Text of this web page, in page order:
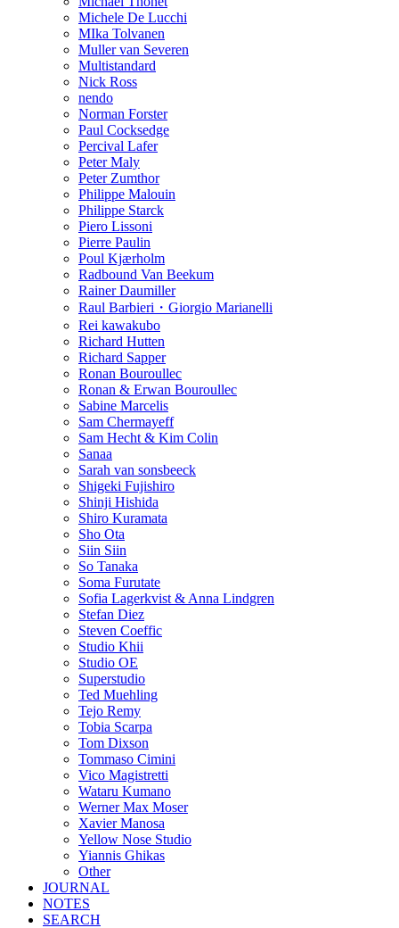
Michele De Lucchi
MIka Tolvanen
Muller van Severen
Multistandard
Nick Ross
nendo
Norman Forster
Paul Cocksedge
Percival Lafer
Peter Maly
Peter Zumthor
Philippe Malouin
Philippe Starck
Piero Lissoni
Pierre Paulin
Poul Kjærholm
Radbound Van Beekum
Rainer Daumiller
Raul Barbieri・Giorgio Marianelli
Rei kawakubo
Richard Hutten
Richard Sapper
Ronan Bouroullec
Ronan & Erwan Bouroullec
Sabine Marcelis
Sam Chermayeff
Sam Hecht & Kim Colin
Sanaa
Sarah van sonsbeeck
Shigeki Fujishiro
Shinji Hishida
Shiro Kuramata
Sho Ota
Siin Siin
So Tanaka
Soma Furutate
Sofia Lagerkvist & Anna Lindgren
Stefan Diez
Steven Coeffic
Studio Khii
Studio OE
Superstudio
Ted Muehling
Tejo Remy
Tobia Scarpa
Tom Dixson
Tommaso Cimini
Vico Magistretti
Wataru Kumano
Werner Max Moser
Xavier Manosa
Yellow Nose Studio
Yiannis Ghikas
Other
JOURNAL
NOTES
SEARCH